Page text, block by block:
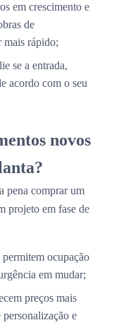
em crescimento e
de
mais rápido;
se a entrada,
acordo com o seu
novos
pena comprar um
projeto em fase de
permitem ocupação
em mudar;
preços mais
e